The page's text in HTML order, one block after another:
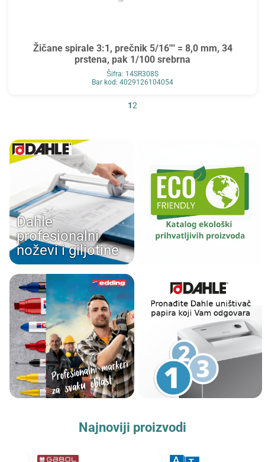
Žičane spirale 3:1, prečnik 5/16"" = 8,0 mm, 34
prstena, pak 1/100 srebrna
Šifra: 14SR308S
Bar kod: 4029126104054
12
Dahle
profesionalni
noževi i giljotine
Najnoviji proizvodi